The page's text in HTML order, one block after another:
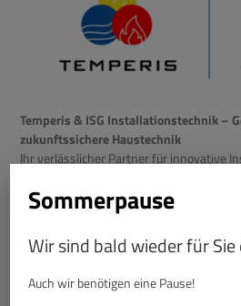
Temperis & ISG Installationstechnik –
zukunftssichere Haustechnik
Ihr verlässlicher Partner für innovative
Betreuung – wir bieten Qualität, Effizienz
Hand.
Sommerpause
Wir sind bald wieder für Sie
Auch wir benötigen eine Pause!